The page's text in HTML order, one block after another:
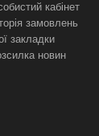
кабінет
замовлень
закладки
новин